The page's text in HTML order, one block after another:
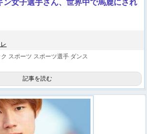
ン女子選手さん、世界中で馬鹿にされ
スポーツ スポーツ選手 ダンス
記事を読む